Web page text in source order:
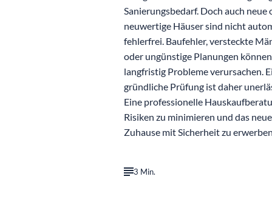
Sanierungsbedarf. Doch auch neue
neuwertige Häuser sind nicht
fehlerfrei. Baufehler, versteckte
oder ungünstige Planungen können
langfristig Probleme verursachen.
gründliche Prüfung ist daher
Eine professionelle
Risiken zu minimieren und das neue
Zuhause mit Sicherheit zu
3 Min.